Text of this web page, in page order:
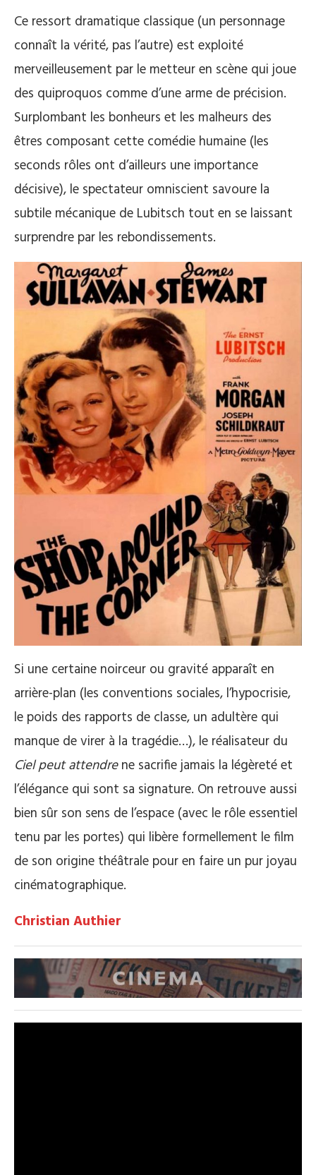
Ce ressort dramatique classique (un personnage
connaît la vérité, pas l’autre) est exploité
merveilleusement par le metteur en scène qui joue
des quiproquos comme d’une arme de précision.
Surplombant les bonheurs et les malheurs des
êtres composant cette comédie humaine (les
seconds rôles ont d’ailleurs une importance
décisive), le spectateur omniscient savoure la
subtile mécanique de Lubitsch tout en se laissant
surprendre par les rebondissements.
Si une certaine noirceur ou gravité apparaît en
arrière-plan (les conventions sociales, l’hypocrisie,
le poids des rapports de classe, un adultère qui
manque de virer à la tragédie…), le réalisateur du
Ciel peut attendrene sacrifie jamais la légèreté et
l’élégance qui sont sa signature. On retrouve aussi
bien sûr son sens de l’espace (avec le rôle essentiel
tenu par les portes) qui libère formellement le film
de son origine théâtrale pour en faire un pur joyau
cinématographique.
Christian Authier